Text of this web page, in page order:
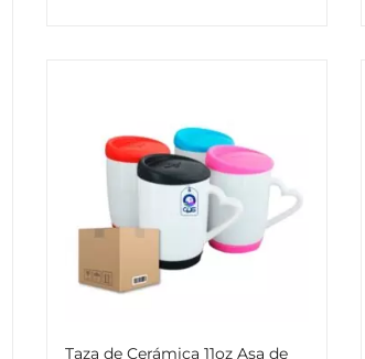
Taza de Cerámica 11oz Asa de